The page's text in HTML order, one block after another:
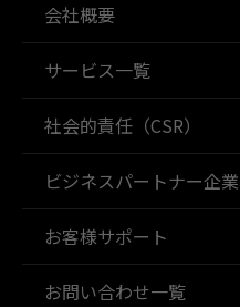
会社概要
サービス一覧
社会的責任（CSR）
ビジネスパートナー企
お客様サポート
お問い合わせ一覧